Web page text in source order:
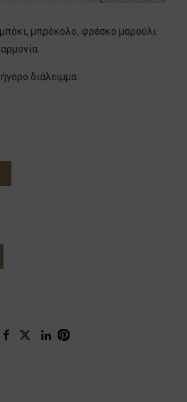
μπρόκολο, φρέσκο μαρούλι
διάλειμμα.